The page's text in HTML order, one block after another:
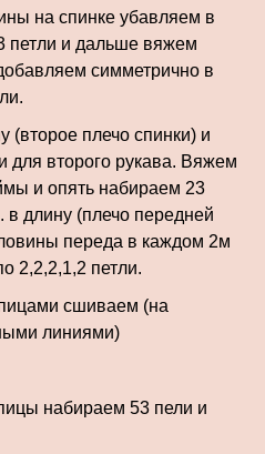
на спинке убавляем в
петли и дальше вяжем
симметрично в
плечо спинки) и
для второго рукава. Вяжем
и опять набираем 23
длину (плечо передней
переда в каждом 2м
2,2,2,1,2 петли.
сшиваем (на
линиями)
набираем 53 пели и